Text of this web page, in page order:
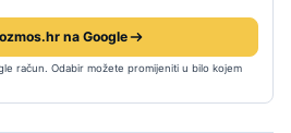
na Google
račun. Odabir možete promijeniti u bilo kojem